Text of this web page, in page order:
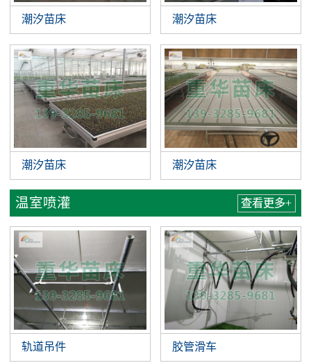
潮汐苗床 潮汐苗床
潮汐苗床 潮汐苗床
温室喷灌 查看更多+
轨道吊件 胶管滑车